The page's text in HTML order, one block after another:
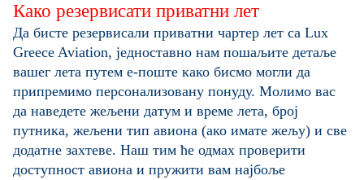
Како резервисати приватни лет
Да бисте резервисали приватни чартер лет са Lux
Greece Aviation, једноставно нам пошаљите детаље
вашег лета путем е-поште како бисмо могли да
припремимо персонализовану понуду. Молимо вас
да наведете жељени датум и време лета, број
путника, жељени тип авиона (ако имате жељу) и све
додатне захтеве. Наш тим ће одмах проверити
доступност авиона и пружити вам најбоље